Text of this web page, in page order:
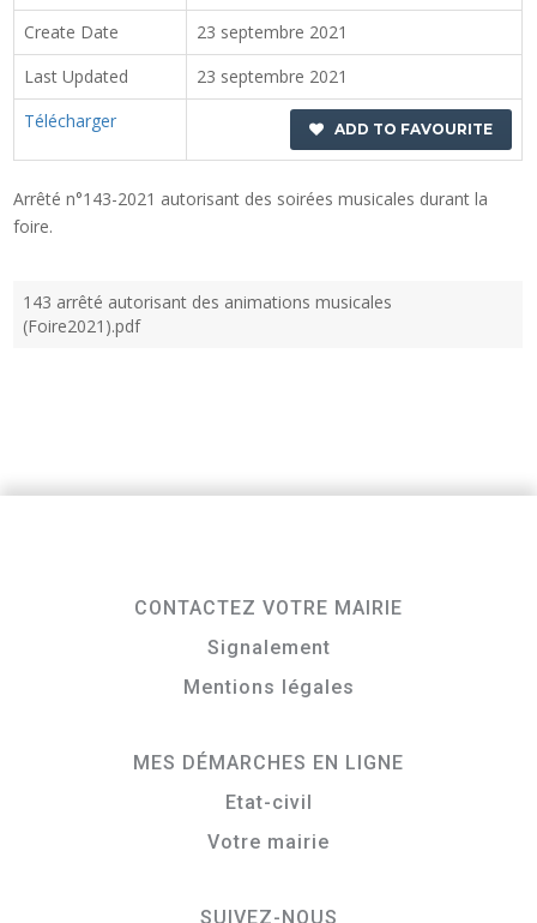
Create Date
23 septembre 2021
Last Updated
23 septembre 2021
Télécharger
ADD TO FAVOURITE
Arrêté n°143-2021 autorisant des soirées musicales durant la
foire.
143 arrêté autorisant des animations musicales
(Foire2021).pdf
CONTACTEZ VOTRE MAIRIE
Signalement
Mentions légales
MES DÉMARCHES EN LIGNE
Etat-civil
Votre mairie
SUIVEZ-NOUS